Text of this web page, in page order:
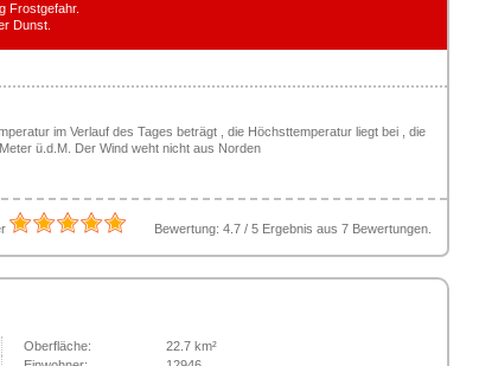
Frostgefahr.
Dunst.
im Verlauf des Tages beträgt , die Höchsttemperatur liegt bei , die
ü.d.M. Der Wind weht nicht aus Norden
Bewertung:4.7 /5 Ergebnis aus7 Bewertungen.
Oberfläche:
22.7 km²